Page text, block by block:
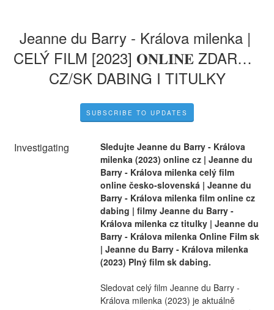
Jeanne du Barry - Králova milenka |
CELÝ FILM [2023] 𝐎𝐍𝐋𝐈𝐍𝐄 ZDARMA
CZ/SK DABING I TITULKY
SUBSCRIBE TO UPDATES
Investigating
Sledujte Jeanne du Barry - Králova
milenka (2023) online cz | Jeanne du
Barry - Králova milenka celý film
online česko-slovenská | Jeanne du
Barry - Králova milenka film online cz
dabing | filmy Jeanne du Barry -
Králova milenka cz titulky | Jeanne du
Barry - Králova milenka Online Film sk
| Jeanne du Barry - Králova milenka
(2023) Plný film sk dabing.
Sledovat celý film Jeanne du Barry -
Králova milenka (2023) je aktuálně